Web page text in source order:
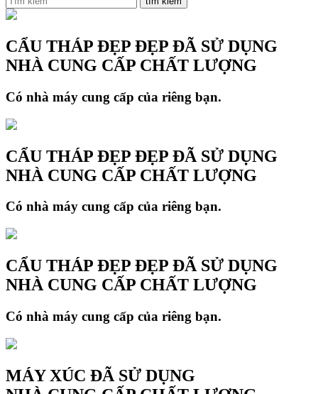
CẨU THÁP ĐẸP ĐẸP ĐÃ SỬ DỤNG
NHÀ CUNG CẤP CHẤT LƯỢNG
Có nhà máy cung cấp của riêng bạn.
CẨU THÁP ĐẸP ĐẸP ĐÃ SỬ DỤNG
NHÀ CUNG CẤP CHẤT LƯỢNG
Có nhà máy cung cấp của riêng bạn.
CẨU THÁP ĐẸP ĐẸP ĐÃ SỬ DỤNG
NHÀ CUNG CẤP CHẤT LƯỢNG
Có nhà máy cung cấp của riêng bạn.
MÁY XÚC ĐÃ SỬ DỤNG